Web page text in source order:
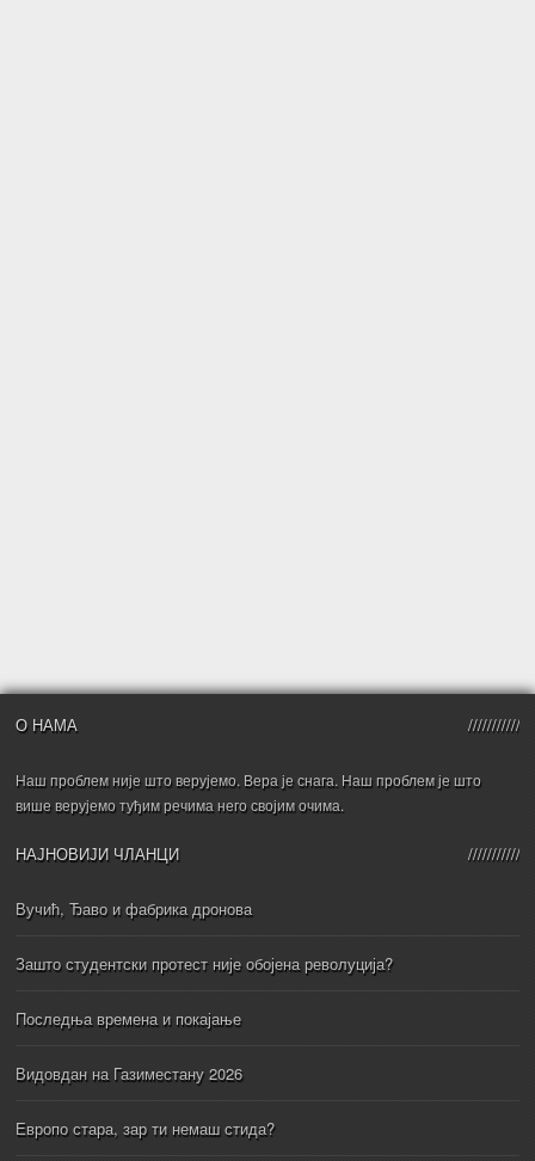
О НАМА
Наш проблем није што верујемо. Вера је снага. Наш проблем је што
више верујемо туђим речима него својим очима.
НАЈНОВИЈИ ЧЛАНЦИ
Вучић, Ђаво и фабрика дронова
Зашто студентски протест није обојена револуција?
Последња времена и покајање
Видовдан на Газиместану 2026
Европо стара, зар ти немаш стида?